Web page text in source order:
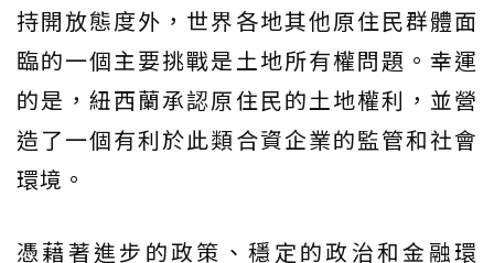
持開放態度外，世界各地其他原住民群體面
臨的一個主要挑戰是土地所有權問題。幸運
的是，紐西蘭承認原住民的土地權利，並營
造了一個有利於此類合資企業的監管和社會
環境。
憑藉著進步的政策、穩定的政治和金融環